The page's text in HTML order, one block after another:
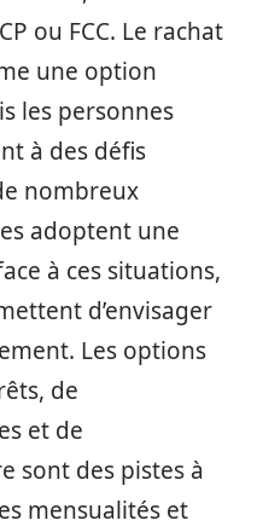
ou FCC. Le rachat
une option
les personnes
à des défis
nombreux
adoptent une
à ces situations,
d’envisager
Les options
de
et de
sont des pistes à
mensualités et